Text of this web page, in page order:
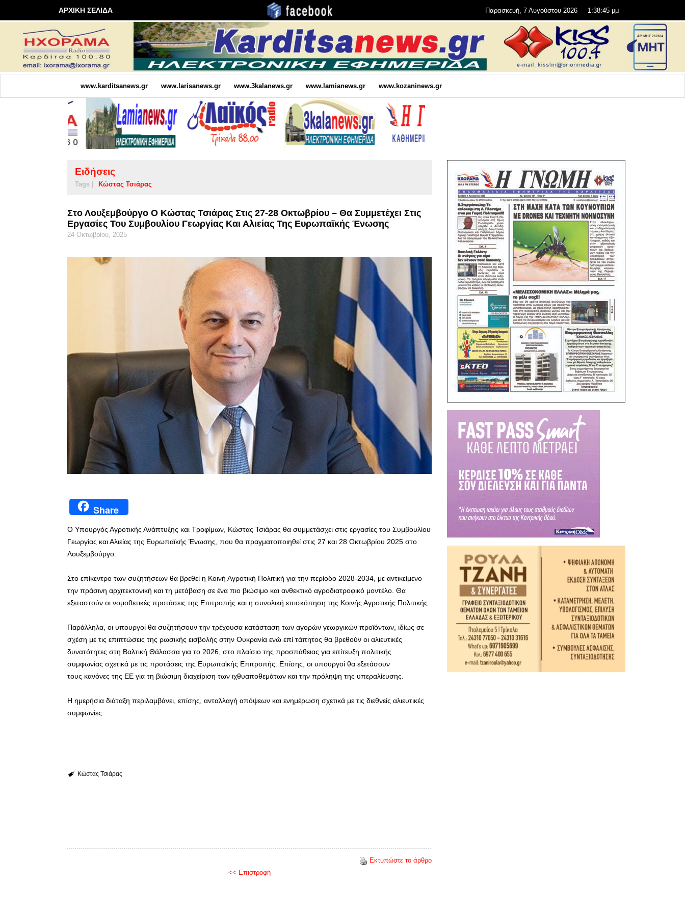
ΑΡΧΙΚΗ ΣΕΛΙΔΑ Παρασκευή, 7 Αυγούστου 2026 1:38:45 μμ
www.karditsanews.gr www.larisanews.gr www.3kalanews.gr www.lamianews.gr www.kozaninews.gr
Ειδήσεις
Tags | Κώστας Τσιάρας
Στο Λουξεμβούργο Ο Κώστας Τσιάρας Στις 27-28 Οκτωβρίου – Θα Συμμετέχει Στις
Εργασίες Του Συμβουλίου Γεωργίας Και Αλιείας Της Ευρωπαϊκής Ένωσης
24 Οκτωβρίου, 2025
Share
Ο Υπουργός Αγροτικής Ανάπτυξης και Τροφίμων, Κώστας Τσιάρας θα συμμετάσχει στις εργασίες του Συμβουλίου
Γεωργίας και Αλιείας της Ευρωπαϊκής Ένωσης, που θα πραγματοποιηθεί στις 27 και 28 Οκτωβρίου 2025 στο
Λουξεμβούργο.
Στο επίκεντρο των συζητήσεων θα βρεθεί η Κοινή Αγροτική Πολιτική για την περίοδο 2028-2034, με αντικείμενο
την πράσινη αρχιτεκτονική και τη μετάβαση σε ένα πιο βιώσιμο και ανθεκτικό αγροδιατροφικό μοντέλο. Θα
εξεταστούν οι νομοθετικές προτάσεις της Επιτροπής και η συνολική επισκόπηση της Κοινής Αγροτικής Πολιτικής.
Παράλληλα, οι υπουργοί θα συζητήσουν την τρέχουσα κατάσταση των αγορών γεωργικών προϊόντων, ιδίως σε
σχέση με τις επιπτώσεις της ρωσικής εισβολής στην Ουκρανία ενώ επί τάπητος θα βρεθούν οι αλιευτικές
δυνατότητες στη Βαλτική Θάλασσα για το 2026, στο πλαίσιο της προσπάθειας για επίτευξη πολιτικής
συμφωνίας σχετικά με τις προτάσεις της Ευρωπαϊκής Επιτροπής. Επίσης, οι υπουργοί θα εξετάσουν
τους κανόνες της ΕΕ για τη βιώσιμη διαχείριση των ιχθυαποθεμάτων και την πρόληψη της υπεραλίευσης.
Η ημερήσια διάταξη περιλαμβάνει, επίσης, ανταλλαγή απόψεων και ενημέρωση σχετικά με τις διεθνείς αλιευτικές
συμφωνίες.
Κώστας Τσιάρας
Εκτυπώστε το άρθρο
<< Επιστροφή